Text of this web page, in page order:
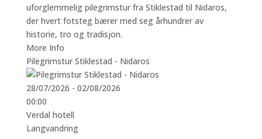
uforglemmelig pilegrimstur fra Stiklestad til Nidaros,
der hvert fotsteg bærer med seg århundrer av
historie, tro og tradisjon.
More Info
Pilegrimstur Stiklestad - Nidaros
28/07/2026 - 02/08/2026
00:00
Verdal hotell
Langvandring